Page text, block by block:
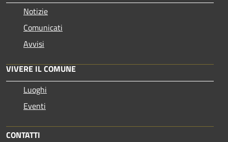
Notizie
Comunicati
Avvisi
VIVERE IL COMUNE
Luoghi
Eventi
CONTATTI